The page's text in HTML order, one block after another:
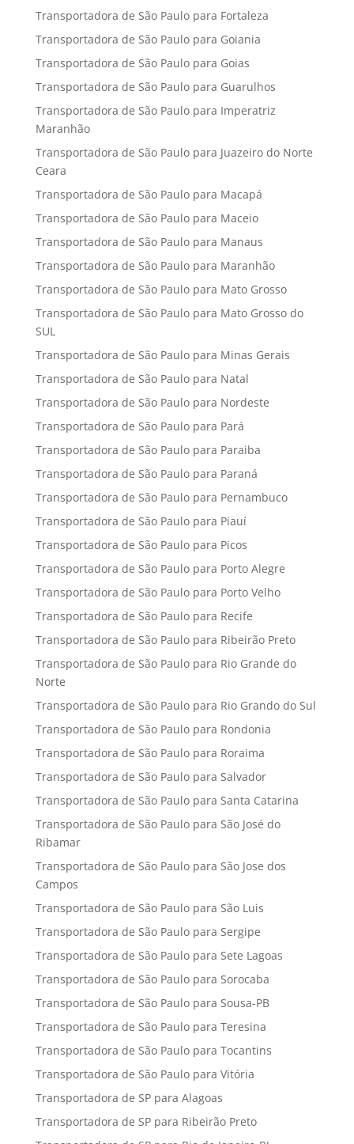
Transportadora de São Paulo para Fortaleza
Transportadora de São Paulo para Goiania
Transportadora de São Paulo para Goias
Transportadora de São Paulo para Guarulhos
Transportadora de São Paulo para Imperatriz
Maranhão
Transportadora de São Paulo para Juazeiro do Norte
Ceara
Transportadora de São Paulo para Macapá
Transportadora de São Paulo para Maceio
Transportadora de São Paulo para Manaus
Transportadora de São Paulo para Maranhão
Transportadora de São Paulo para Mato Grosso
Transportadora de São Paulo para Mato Grosso do
SUL
Transportadora de São Paulo para Minas Gerais
Transportadora de São Paulo para Natal
Transportadora de São Paulo para Nordeste
Transportadora de São Paulo para Pará
Transportadora de São Paulo para Paraiba
Transportadora de São Paulo para Paraná
Transportadora de São Paulo para Pernambuco
Transportadora de São Paulo para Piauí
Transportadora de São Paulo para Picos
Transportadora de São Paulo para Porto Alegre
Transportadora de São Paulo para Porto Velho
Transportadora de São Paulo para Recife
Transportadora de São Paulo para Ribeirão Preto
Transportadora de São Paulo para Rio Grande do
Norte
Transportadora de São Paulo para Rio Grando do Sul
Transportadora de São Paulo para Rondonia
Transportadora de São Paulo para Roraima
Transportadora de São Paulo para Salvador
Transportadora de São Paulo para Santa Catarina
Transportadora de São Paulo para São José do
Ribamar
Transportadora de São Paulo para São Jose dos
Campos
Transportadora de São Paulo para São Luis
Transportadora de São Paulo para Sergipe
Transportadora de São Paulo para Sete Lagoas
Transportadora de São Paulo para Sorocaba
Transportadora de São Paulo para Sousa-PB
Transportadora de São Paulo para Teresina
Transportadora de São Paulo para Tocantins
Transportadora de São Paulo para Vitória
Transportadora de SP para Alagoas
Transportadora de SP para Ribeirão Preto